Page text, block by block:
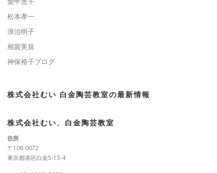
松本孝一
浪治明子
相賀美規
神保裕子ブログ
株式会社むい 白金陶芸教室の最新情報
株式会社むい、白金陶芸教室
住所
〒108-0072
東京都港区白金5-13-4